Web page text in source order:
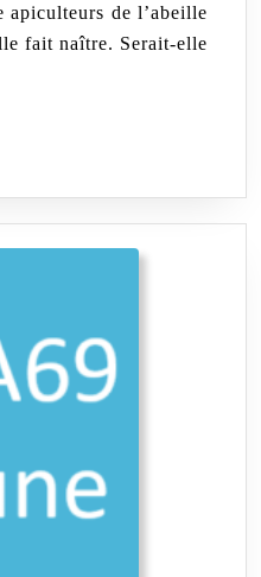
apiculteurs de l’abeille
fait naître. Serait-elle